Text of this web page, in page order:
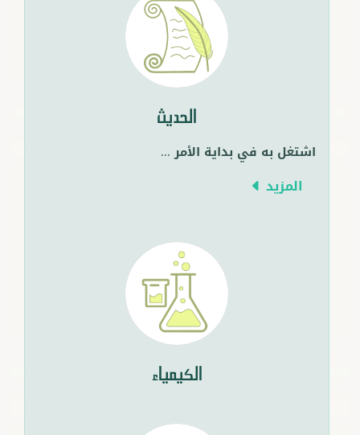
الحديث
اشتغل به في بداية الأمر...
المزيد
الكيمياء